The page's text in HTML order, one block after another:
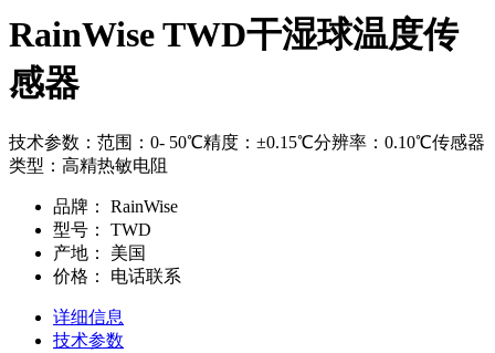
RainWise TWD干湿球温度传
感器
技术参数：范围：0- 50℃精度：±0.15℃分辨率：0.10℃传感器
类型：高精热敏电阻
品牌：
RainWise
型号：
TWD
产地：
美国
价格：
电话联系
详细信息
技术参数